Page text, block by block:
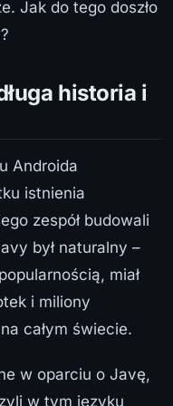
Jak do tego doszło
historia i
Androida
istnienia
zespół budowali
był naturalny –
miał
i miliony
całym świecie.
w oparciu o Javę,
w tym języku